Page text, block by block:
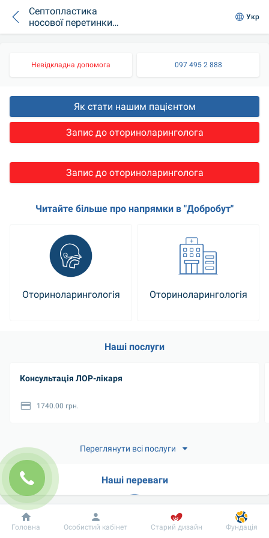
Септопластика
носової перетинки:
показання,
проведення
Укр
Невідкладна допомога 097 495 2 888
Як стати нашим пацієнтом
Запис до оториноларинголога
Запис до оториноларинголога
Читайте більше про напрямки в "Добробут"
Оториноларингологія Оториноларингологія
Наші послуги
Консультація ЛОР-лікаря
1740.00 грн.
Переглянути всі послуги
Наші переваги
Добробут Інформація Пацієнту
Головна Особистий кабінет Старий дизайн Фундація